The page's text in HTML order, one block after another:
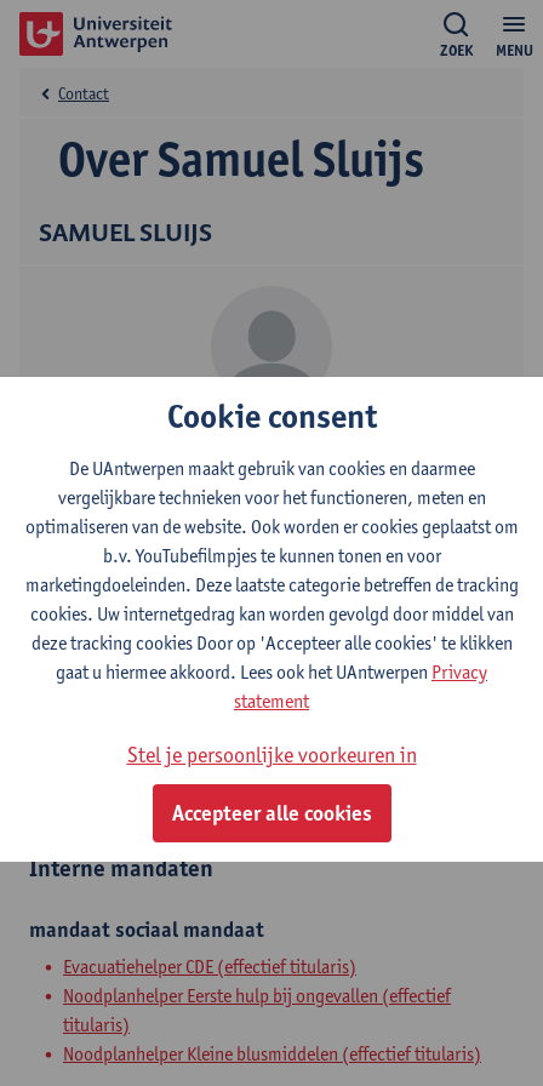
MENU
ZOEK
SAMUEL SLUIJS
Over Samuel Sluijs
Contact
Campus Drie Eiken
Toon e-mailadres
Tel.
+3232651108
Universiteitsplein 1
2610 Wilrijk, BEL
Centrum voor Moleculaire Neurologie
Interne mandaten
mandaatsociaal mandaat
Evacuatiehelper CDE (effectief titularis)
Noodplanhelper Eerste hulp bij ongevallen (effectief
titularis)
Noodplanhelper Kleine blusmiddelen (effectief titularis)
Cookie consent
De UAntwerpen maakt gebruik van cookies en daarmee
vergelijkbare technieken voor het functioneren, meten en
optimaliseren van de website. Ook worden er cookies geplaatst om
b.v. YouTubefilmpjes te kunnen tonen en voor
marketingdoeleinden. Deze laatste categorie betreffen de tracking
cookies. Uw internetgedrag kan worden gevolgd door middel van
deze tracking cookies Door op 'Accepteer alle cookies' te klikken
gaat u hiermee akkoord. Lees ook het UAntwerpen Privacy
statement
Stel je persoonlijke voorkeuren in
Accepteer alle cookies